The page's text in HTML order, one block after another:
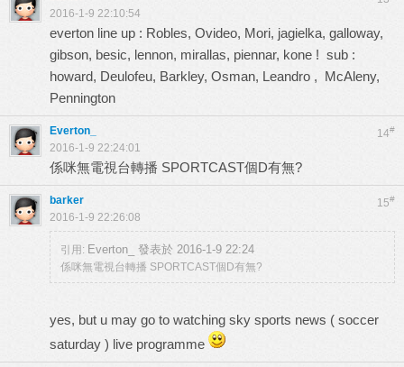
2016-1-9 22:10:54
everton line up : Robles, Ovideo, Mori, jagielka, galloway,
gibson, besic, lennon, mirallas, piennar, kone ! sub :
howard, Deulofeu, Barkley, Osman, Leandro , McAleny,
Pennington
14#
Everton_
2016-1-9 22:24:01
係咪無電視台轉播 SPORTCAST個D有無?
15#
barker
2016-1-9 22:26:08
引用: Everton_ 發表於 2016-1-9 22:24
係咪無電視台轉播 SPORTCAST個D有無?
yes, but u may go to watching sky sports news ( soccer
saturday ) live programme